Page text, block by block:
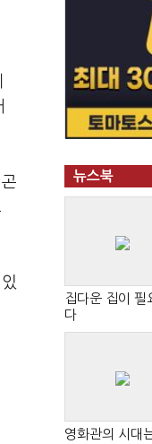
뉴스북
집다운 집이 필
다
영화관의 시대